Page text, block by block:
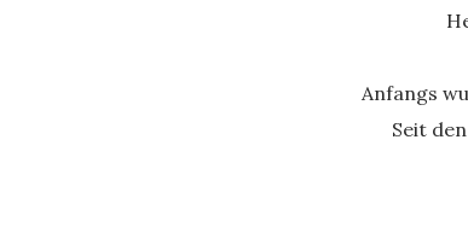
Anfangs
Seit